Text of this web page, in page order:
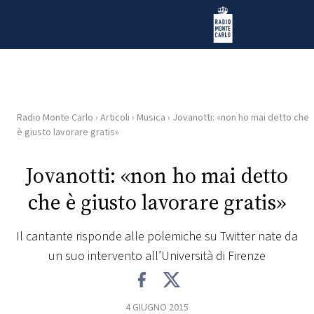
Radio Monte Carlo
HOME
RADIO
WEB
PLAYLIST
Radio Monte Carlo › Articoli › Musica › Jovanotti: «non ho mai detto che
è giusto lavorare gratis»
Jovanotti: «non ho mai detto
che è giusto lavorare gratis»
Il cantante risponde alle polemiche su Twitter nate da
un suo intervento all’Università di Firenze
4 GIUGNO 2015